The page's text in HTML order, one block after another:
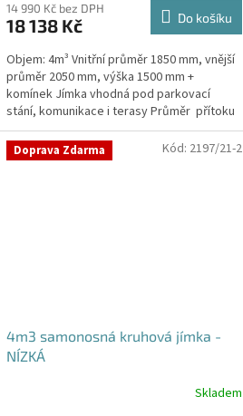
14 990 Kč bez DPH
18 138 Kč Do košíku
Objem: 4m³ Vnitřní průměr 1850 mm, vnější
průměr 2050 mm, výška 1500 mm +
komínek Jímka vhodná pod parkovací
stání, komunikace i terasy Průměr přítoku
specifikujte v...
Doprava Zdarma
4m3 samonosná kruhová jímka -
NÍZKÁ
Skladem
Kód: 2197/21-2